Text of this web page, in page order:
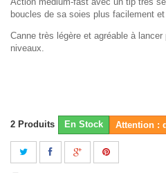
boucles de sa soies plus facilement
Canne très légère et agréable à
niveaux.
2 Produits En Stock Attention :